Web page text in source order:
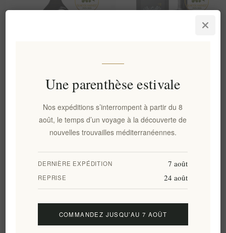
Huile d'olive extra vierge
monovariétale de montagne
Pamako Tsounati 500 ml |
Huile d'olive extra vierge
phénols de Crète avec 2 081
mg/kg de polyphénols
Olithea Premium à haute
teneur en polyphénols – 500
ml Corfou Lianolia | Huile
biologique primée, extraite à
froid, certifiée pour ses
bienfaits sur la santé
Une parenthèse estivale
Nos expéditions s’interrompent à partir du 8
août, le temps d’un voyage à la découverte de
nouvelles trouvailles méditerranéennes.
DERNIÈRE EXPÉDITION 7 août
REPRISE 24 août
COMMANDEZ JUSQU’AU 7 AOÛT